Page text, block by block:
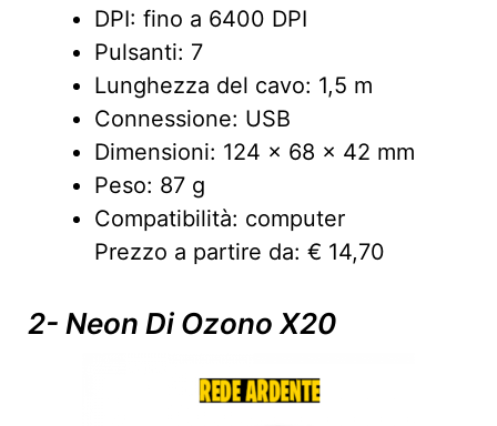
DPI: fino a 6400 DPI
Pulsanti: 7
Lunghezza del cavo: 1,5 m
Connessione: USB
Dimensioni: 124 x 68 x 42 mm
Peso: 87 g
Compatibilità: computer
Prezzo a partire da: € 14,70
2- Neon Di Ozono X20